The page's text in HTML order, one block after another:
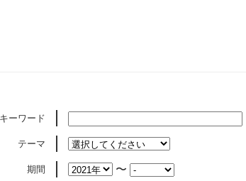
キーワード
テーマ
期間 〜